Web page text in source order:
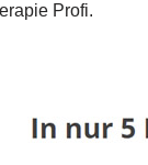
Profi.